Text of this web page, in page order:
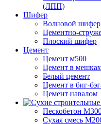
(ЛПП)
Шифер
Волновой шифер
Цементно-
Плоский шифер
Цемент
Цемент м500
Цемент в мешках
Белый цемент
Цемент в биг-
Цемент навалом
Пескобетон
Сухая смесь